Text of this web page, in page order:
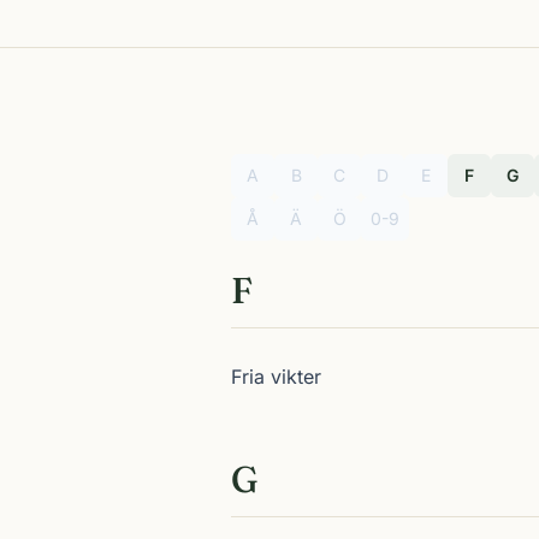
A B C D E F G
Å Ä Ö 0-9
F
Fria vikter
G